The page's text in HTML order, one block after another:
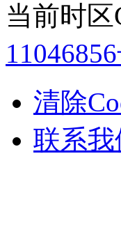
当前时
清除
联系我